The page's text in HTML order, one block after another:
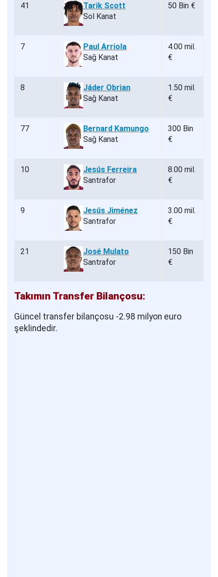
41
Tarik Scott
Sol Kanat
50 Bin €
7
Paul Arriola
Sağ Kanat
4.00 mil.
€
8
Jáder Obrian
Sağ Kanat
1.50 mil.
€
77
Bernard Kamungo
Sağ Kanat
300 Bin
€
10
Jesús Ferreira
Santrafor
8.00 mil.
€
9
Jesús Jiménez
Santrafor
3.00 mil.
€
21
José Mulato
Santrafor
150 Bin
€
Takımın Transfer Bilançosu:
Güncel transfer bilançosu -2.98 milyon euro
şeklindedir.